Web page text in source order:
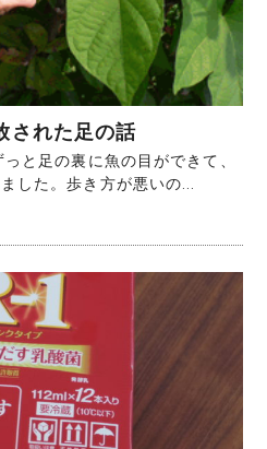
された足の話
と足の裏に魚の目ができて、
した。歩き方が悪いの...